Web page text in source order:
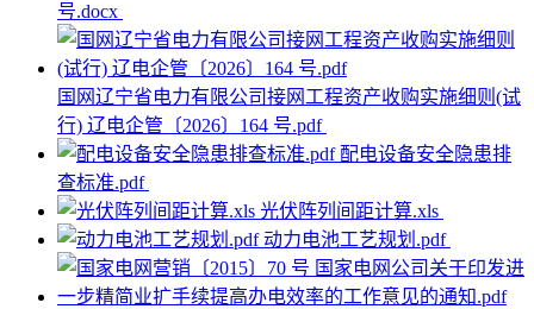
号.docx
国网辽宁省电力有限公司接网工程资产收购实施细则(试
行) 辽电企管〔2026〕164 号.pdf
配电设备安全隐患排
查标准.pdf
光伏阵列间距计算.xls
动力电池工艺规划.pdf